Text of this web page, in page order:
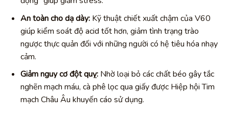
An toàn cho dạ dày:Kỹ thuật chiết xuất chậm của V60
giúp kiểm soát độ acid tốt hơn, giảm tình trạng trào
ngược thực quản đối với những người có hệ tiêu hóa nhạy
cảm.
Giảm nguy cơ đột quỵ:Nhờ loại bỏ các chất béo gây tắc
nghẽn mạch máu, cà phê lọc qua giấy được Hiệp hội Tim
mạch Châu Âu khuyến cáo sử dụng.